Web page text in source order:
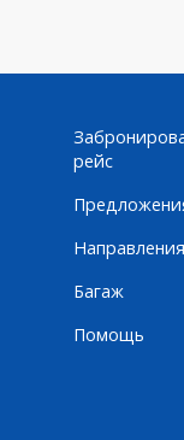
рейс
Направления
Багаж
Помощь